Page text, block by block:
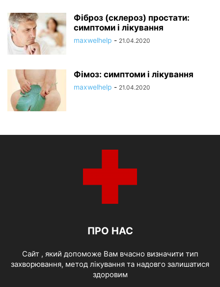
Фіброз (склероз) простати:
симптоми і лікування
maxwelhelp - 21.04.2020
Фімоз: симптоми і лікування
maxwelhelp - 21.04.2020
ПРО НАС
Cайт , який допоможе Вам вчасно визначити тип
захворювання, метод лікування та надовго залишатися
здоровим